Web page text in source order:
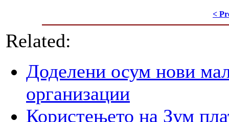
<
Related:
Доделени осум нови
организации
Користењето на Зум